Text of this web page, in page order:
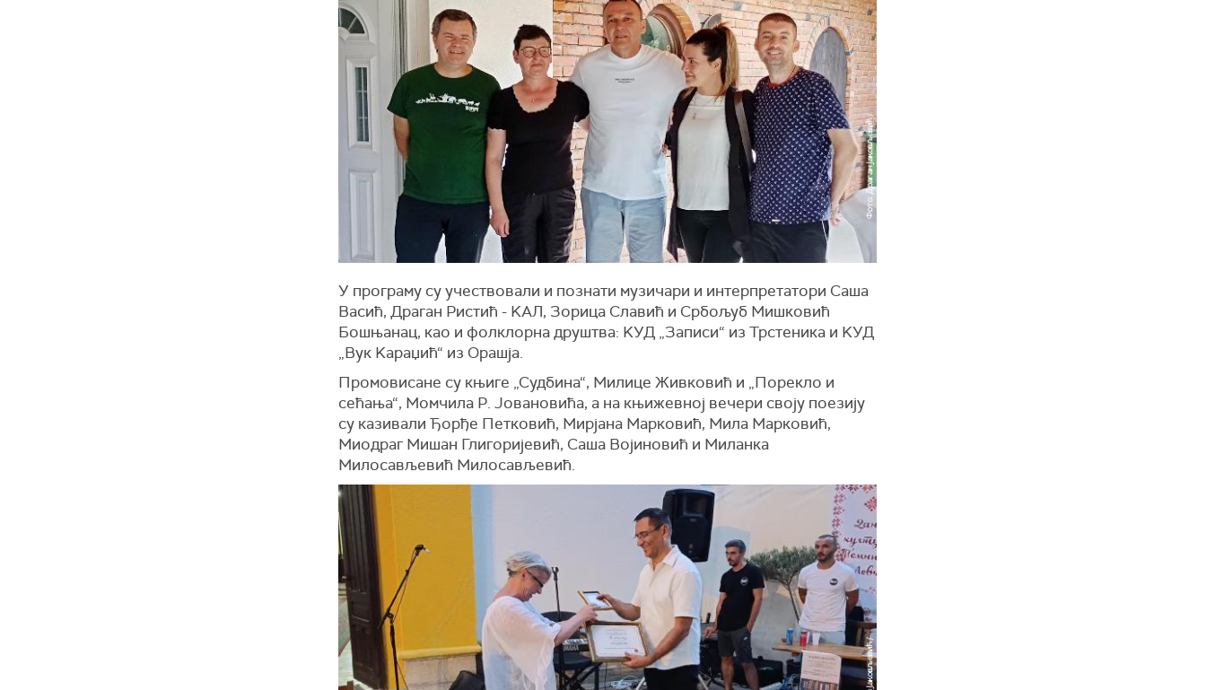
У програму су учествовали и познати музичари и интерпретатори Саша
Васић, Драган Ристић - KАЛ, Зорица Славић и Србољуб Мишковић
Бошњанац, као и фолклорна друштва: KУД „Записи“ из Трстеника и KУД
„Вук Kараџић“ из Орашја.
Промовисане су књиге „Судбина“, Милице Живковић и „Порекло и
сећања“, Момчила Р. Јовановића, а на књижевној вечери своју поезију
су казивали Ђорђе Петковић, Мирјана Марковић, Мила Марковић,
Миодраг Мишан Глигоријевић, Саша Војиновић и Миланка
Милосављевић Милосављевић.